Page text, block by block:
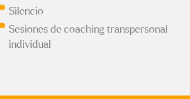
Silencio
Sesiones de coaching transpersonal
individual